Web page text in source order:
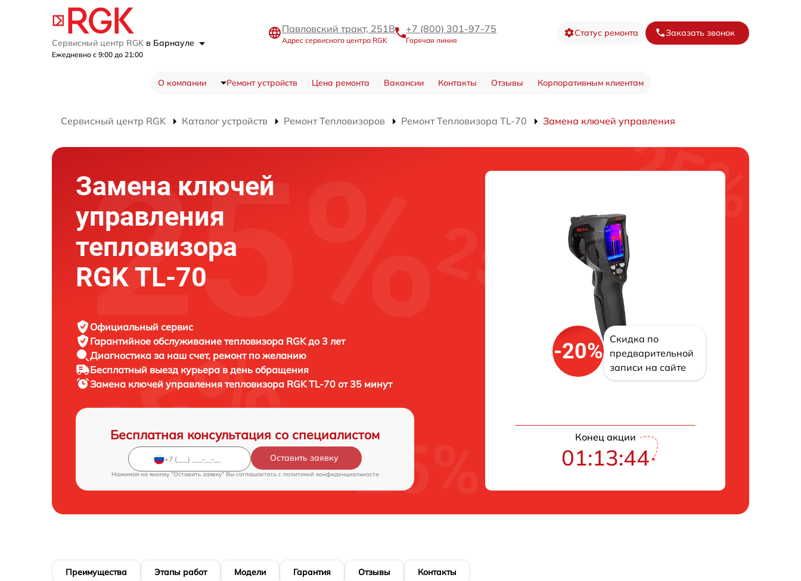
Сервисный центр RGK в Барнауле
Ежедневно с 9:00 до 21:00
Павловский тракт, 251В
Адрес сервисного центра RGK
+7 (800) 301-97-75
Горячая линия
Статус ремонта Заказать звонок
О компании Ремонт устройств Цена ремонта Вакансии Контакты Отзывы Корпоративным клиентам
Сервисный центр RGK Каталог устройств Ремонт Тепловизоров Ремонт Тепловизора TL-70 Замена ключей управления
Замена ключей
управления
тепловизора
RGK TL-70
Официальный сервис
Гарантийное обслуживание тепловизора RGK до 3 лет
Диагностика за наш счет, ремонт по желанию
Бесплатный выезд курьера в день обращения
Замена ключей управления тепловизора RGK TL-70 от 35 минут
Бесплатная консультация со специалистом
Оставить заявку
Нажимая на кнопку "Оставить заявку" Вы соглашаетесь c политикой конфиденциальности
-20%
Скидка по
предварительной
записи на сайте
Конец акции
01:13:42
Преимущества Этапы работ Модели Гарантия Отзывы Контакты